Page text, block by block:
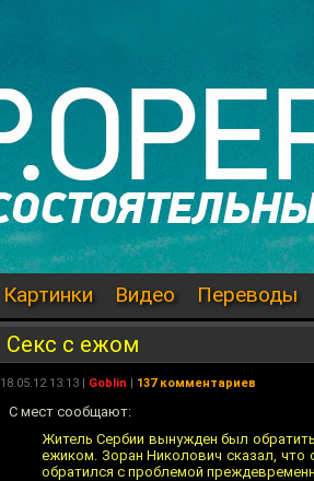
Картинки Видео Переводы
Секс с ежом
18.05.12 13:13 | Goblin | 137 комментариев
С мест сообщают:
Житель Сербии вынужден был
ежиком. Зоран Николович сказал, что
обратился с проблемой